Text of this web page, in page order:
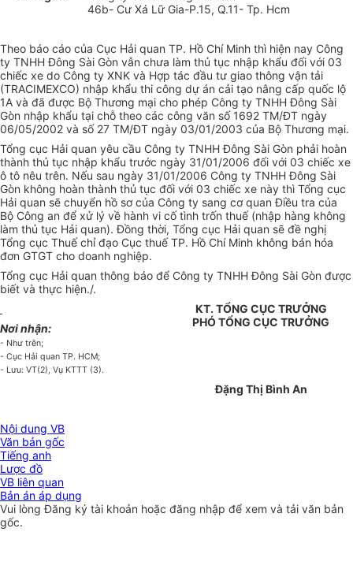
46b- Cư Xá Lữ Gia-P.15, Q.11- Tp. Hcm
Theo báo cáo của Cục Hải quan TP. Hồ Chí Minh thì hiện nay Công
ty TNHH Đông Sài Gòn vẫn chưa làm thủ tục nhập khẩu đối với 03
chiếc xe do Công ty XNK và Hợp tác đầu tư giao thông vận tải
(TRACIMEXCO) nhập khẩu thi công dự án cải tạo nâng cấp quốc lộ
1A và đã được Bộ Thương mại cho phép Công ty TNHH Đông Sài
Gòn nhập khẩu tại chỗ theo các công văn số 1692 TM/ĐT ngày
06/05/2002 và số 27 TM/ĐT ngày 03/01/2003 của Bộ Thương mại.
Tổng cục Hải quan yêu cầu Công ty TNHH Đông Sài Gòn phải hoàn
thành thủ tục nhập khẩu trước ngày 31/01/2006 đối với 03 chiếc xe
ô tô nêu trên. Nếu sau ngày 31/01/2006 Công ty TNHH Đông Sài
Gòn không hoàn thành thủ tục đối với 03 chiếc xe này thì Tổng cục
Hải quan sẽ chuyển hồ sơ của Công ty sang cơ quan Điều tra của
Bộ Công an để xử lý về hành vi cố tình trốn thuế (nhập hàng không
làm thủ tục Hải quan). Đồng thời, Tổng cục Hải quan sẽ đề nghị
Tổng cục Thuế chỉ đạo Cục thuế TP. Hồ Chí Minh không bán hóa
đơn GTGT cho doanh nghiệp.
Tổng cục Hải quan thông báo để Công ty TNHH Đông Sài Gòn được
biết và thực hiện./.
Nơi nhận:
- Như trên;
- Cục Hải quan TP. HCM;
- Lưu: VT(2), Vụ KTTT (3).
KT. TỔNG CỤC TRƯỞNG
PHÓ TỔNG CỤC TRƯỞNG
Đặng Thị Bình An
Nội dung VB
Văn bản gốc
Tiếng anh
Lược đồ
VB liên quan
Bản án áp dụng
Vui lòngĐăng ký tài khoản hoặc đăng nhập để xem và tải văn bản
gốc.